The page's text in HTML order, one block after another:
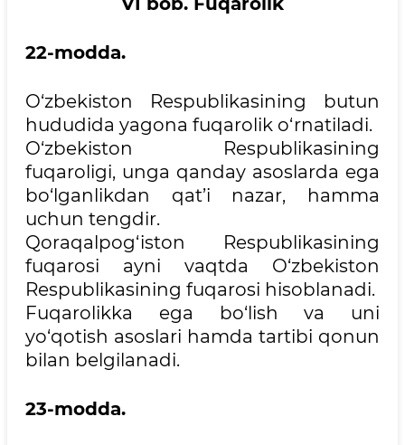
22-modda.
O‘zbekiston Respublikasining butun
hududida yagona fuqarolik o‘rnatiladi.
O‘zbekiston Respublikasining
fuqaroligi, unga qanday asoslarda ega
bo‘lganlikdan qat’i nazar, hamma
uchun tengdir.
Qoraqalpog‘iston Respublikasining
fuqarosi ayni vaqtda O‘zbekiston
Respublikasining fuqarosi hisoblanadi.
Fuqarolikka ega bo‘lish va uni
yo‘qotish asoslari hamda tartibi qonun
bilan belgilanadi.
23-modda.